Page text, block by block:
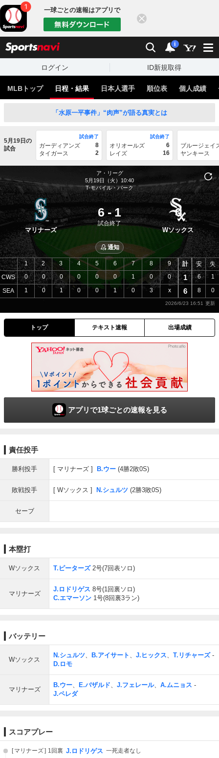
一球ごとの速報はアプリで
検索 通知
i
ログイン ID新規取得
MLBトップ 日程・結果 日本人選手 順位表 個人成績
「水原一平事件」“肉声”が語る真実とは
5月19日の
試合
試合終了
ガーディアンズ
8
タイガース
2
試合終了
オリオールズ
6
レイズ
16
ブルージェイ
ヤンキース
ア・リーグ
5月19日（火）10:40
T-モバイル・パーク
マリナーズ
6 - 1
試合終了
Wソックス
通知
CWS
SEA
1 2 3 4 5 6 7 8
9
0
0 0 0 0 0 1 0
0
1
0 1 0 0 1 0 3 x
計 安 失
1 6 1
6 8 0
2026/6/23 16:51
トップ テキスト速報 出場成績
アプリで1球ごとの速報を見る
責任投手
勝利投手 マリナーズ B.ウー (4勝2敗0S)
敗戦投手 Wソックス N.シュルツ (2勝3敗0S)
セーブ
本塁打
Wソックス T.ピーターズ2号(7回表ソロ)
マリナーズ
J.ロドリゲス 8号(1回裏ソロ)
C.エマーソン 1号(8回裏3ラン)
バッテリー
Wソックス
N.シュルツ、 B.アイサート 、 J.ヒックス、 T.リチャーズ-
D.ロモ
マリナーズ
B.ウー、 E.バザルド、 J.フェレール、 A.ムニョス -
J.ペレダ
スコアプレー
マリナーズ 1回裏 J.ロドリゲス 一死走者なし